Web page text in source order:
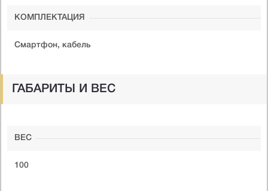
КОМПЛЕКТАЦИЯ
Смартфон, кабель
ГАБАРИТЫ И ВЕС
ВЕС
100